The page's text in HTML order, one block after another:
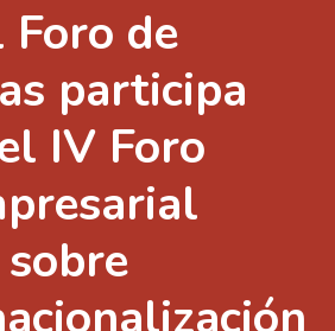
Foro de
participa
IV Foro
sobre